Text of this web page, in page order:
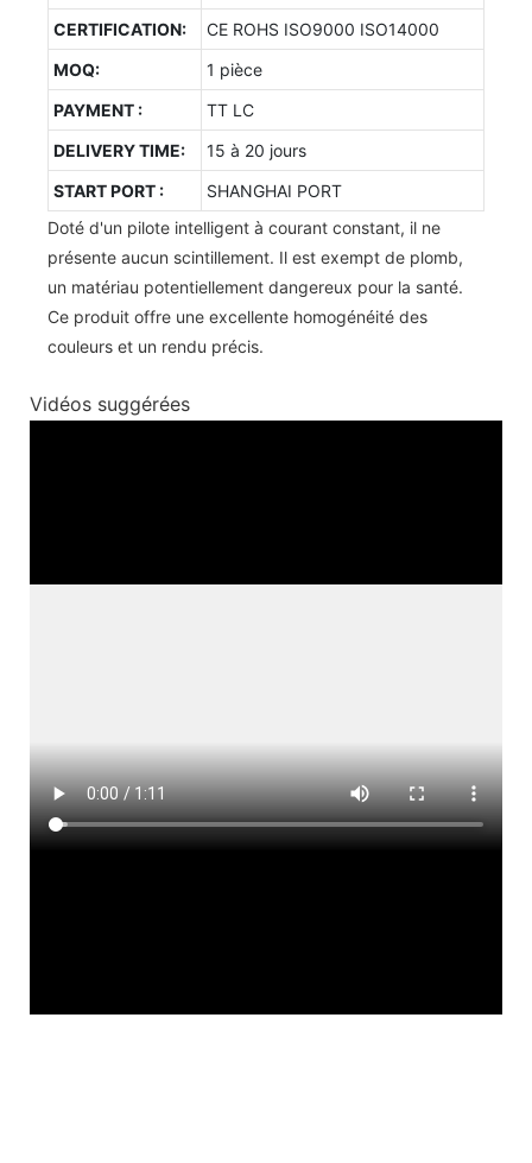
CERTIFICATION:
CE ROHS ISO9000 ISO14000
MOQ:
1 pièce
PAYMENT :
TT LC
DELIVERY TIME:
15 à 20 jours
START PORT :
SHANGHAI PORT
Doté d'un pilote intelligent à courant constant, il ne
présente aucun scintillement. Il est exempt de plomb,
un matériau potentiellement dangereux pour la santé.
Ce produit offre une excellente homogénéité des
couleurs et un rendu précis.
Vidéos suggérées